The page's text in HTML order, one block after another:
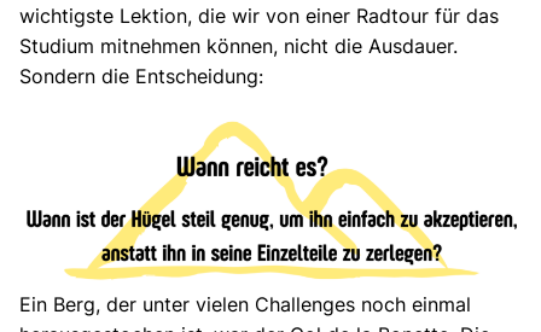
wichtigste Lektion, die wir von einer Radtour für das
Studium mitnehmen können, nicht die Ausdauer.
Sondern die Entscheidung:
Ein Berg, der unter vielen Challenges noch einmal